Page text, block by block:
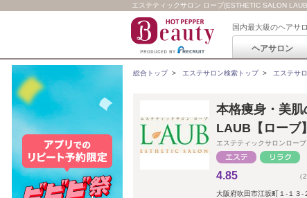
エステティックサロン ローブ(ESTHETIC SALON
国内最大級のヘアサ
ヘアサロン
総合トップ> エステサロン検索トップ> エステサ
本格痩身・美
LAUB【ローブ】
エステティックサロンローブ
4.85 （
大阪府吹田市江坂町１-１３-